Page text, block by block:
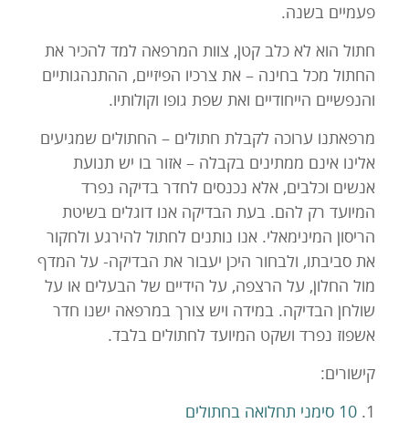
פעמיים בשנה.
חתול הוא לא כלב קטן, צוות המרפאה למד להכיר את
החתול מכל בחינה – את צרכיו הפיזיים, ההתנהגותיים
והנפשיים הייחודיים ואת שפת גופו וקולותיו.
מרפאתנו ערוכה לקבלת חתולים – החתולים שמגיעים
אלינו אינם ממתינים בקבלה – אזור בו יש תנועת
אנשים וכלבים, אלא נכנסים לחדר בדיקה נפרד
המיועד רק להם. בעת הבדיקה אנו דוגלים בשיטת
הריסון המינימאלי. אנו נותנים לחתול להירגע ולחקור
את סביבתו, ולבחור היכן יעבור את הבדיקה- על המדף
מול החלון, על הרצפה, על הידיים של הבעלים או על
שולחן הבדיקה. במידה ויש צורך במרפאה ישנו חדר
אשפוז נפרד ושקט המיועד לחתולים בלבד.
קישורים:
1. 10 סימני תחלואה בחתולים